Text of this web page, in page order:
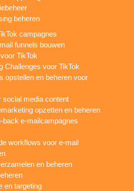
beheren
campagnes
funnels bouwen
TikTok
Challenges voor TikTok
opstellen en beheren voor
social media content
opzetten en beheren
back e-mailcampagnes
workflows voor e-mail
en beheren
en targeting